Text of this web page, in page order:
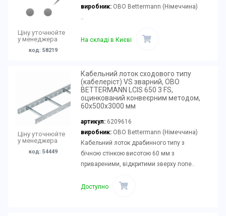
Ціну уточнюйте
у менеджера
код: 58219
виробник:OBO Bettermann (Німеччина)
..
На складі в Києві
Ціну уточнюйте
у менеджера
код: 54449
Кабельний лоток сходового типу
(кабелеріст) VS зварний, OBO
BETTERMANN LCIS 650 3 FS,
оцинкований конвеєрним методом,
60х500х3000 мм
артикул: 6209616
виробник:OBO Bettermann (Німеччина)
Кабельний лоток драбинного типу з
бічною стінкою висотою 60 мм з
привареними, відкритими зверху попе..
Доступно